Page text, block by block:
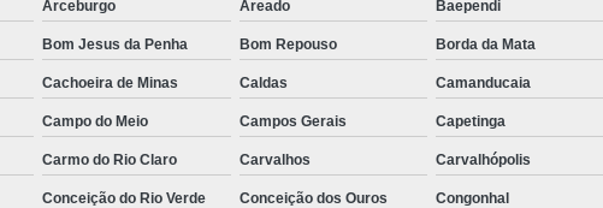
Camisa Social Masculina Manga Longa Lisa
Camisa Social Preta Manga Longa
Camisa Masculina Social
Camisa Social Estampada
Camisa Social Masculina
Arceburgo Areado Baependi
Bom Jesus da Penha Bom Repouso Borda da Mata
Cachoeira de Minas Caldas Camanducaia
Campo do Meio Campos Gerais Capetinga
Carmo do Rio Claro Carvalhos Carvalhópolis
Conceição do Rio Verde Conceição dos Ouros Congonhal